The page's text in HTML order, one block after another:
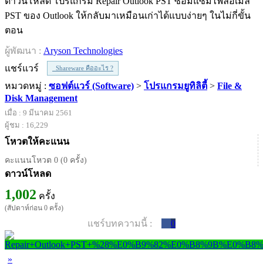
PST ของ Outlook ให้กลับมาเหมือนเก่าได้แบบง่ายๆ ในไม่กี่ขั้น
ตอน
ผู้พัฒนา : Aryson Technologies
แชร์แวร์
Shareware คืออะไร ?
หมวดหมู่ : ซอฟต์แวร์ (Software) > โปรแกรมยูทิลิตี้ > File &
Disk Management
เมื่อ : 9 มีนาคม 2561
ผู้ชม : 16,229
โหวตให้คะแนน
คะแนนโหวต 0 (0 ครั้ง)
ดาวน์โหลด
1,002 ครั้ง
(สัปดาห์ก่อน 0 ครั้ง)
แชร์บทความนี้ : 0
»